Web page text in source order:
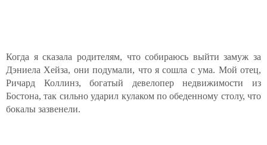
Когда я сказала родителям, что собираюсь выйти замуж за
Дэниела Хейза, они подумали, что я сошла с ума. Мой отец,
Ричард Коллинз, богатый девелопер недвижимости из
Бостона, так сильно ударил кулаком по обеденному столу, что
бокалы зазвенели.